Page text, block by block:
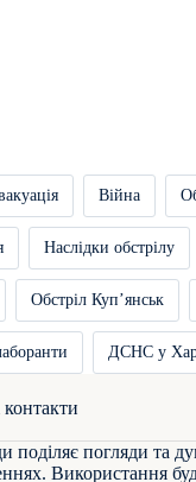
Війна
Наслідки обстрілу
Обстріл Купʼянськ
ДСНС у
погляди та
Використання